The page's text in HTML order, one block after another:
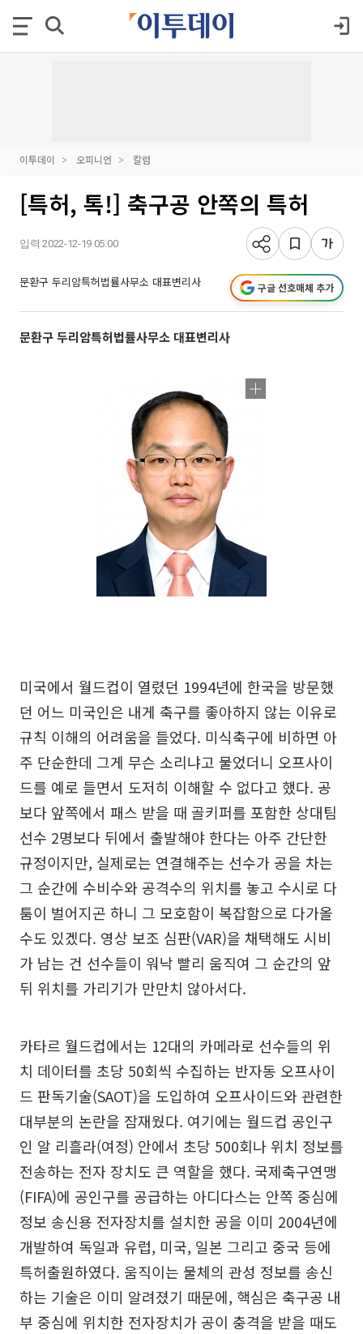
이투데이 오피니언 칼럼
[특허, 톡!] 축구공 안쪽의 특허
입력 2022-12-19 05:00
문환구 두리암특허법률사무소 대표변리사 구글 선호매체 추가
문환구 두리암특허법률사무소 대표변리사
미국에서 월드컵이 열렸던 1994년에 한국을 방문했
던 어느 미국인은 내게 축구를 좋아하지 않는 이유로
규칙 이해의 어려움을 들었다. 미식축구에 비하면 아
주 단순한데 그게 무슨 소리냐고 물었더니 오프사이
드를 예로 들면서 도저히 이해할 수 없다고 했다. 공
보다 앞쪽에서 패스 받을 때 골키퍼를 포함한 상대팀
선수 2명보다 뒤에서 출발해야 한다는 아주 간단한
규정이지만, 실제로는 연결해주는 선수가 공을 차는
그 순간에 수비수와 공격수의 위치를 놓고 수시로 다
툼이 벌어지곤 하니 그 모호함이 복잡함으로 다가올
수도 있겠다. 영상 보조 심판(VAR)을 채택해도 시비
가 남는 건 선수들이 워낙 빨리 움직여 그 순간의 앞
뒤 위치를 가리기가 만만치 않아서다.
카타르 월드컵에서는 12대의 카메라로 선수들의 위
치 데이터를 초당 50회씩 수집하는 반자동 오프사이
드 판독기술(SAOT)을 도입하여 오프사이드와 관련한
대부분의 논란을 잠재웠다. 여기에는 월드컵 공인구
인 알 리흘라(여정) 안에서 초당 500회나 위치 정보를
전송하는 전자 장치도 큰 역할을 했다. 국제축구연맹
(FIFA)에 공인구를 공급하는 아디다스는 안쪽 중심에
정보 송신용 전자장치를 설치한 공을 이미 2004년에
개발하여 독일과 유럽, 미국, 일본 그리고 중국 등에
특허출원하였다. 움직이는 물체의 관성 정보를 송신
하는 기술은 이미 알려졌기 때문에, 핵심은 축구공 내
부 중심에 위치한 전자장치가 공이 충격을 받을 때도